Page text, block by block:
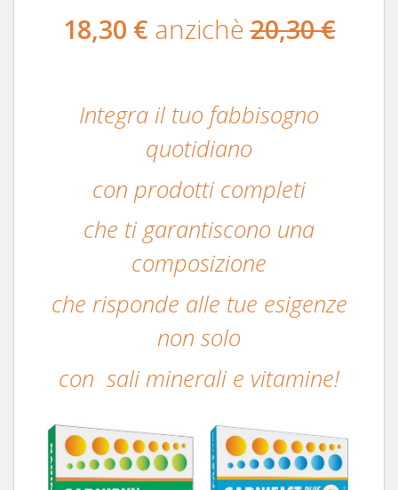
18,30 € anzichè20,30 €
Integra il tuo fabbisogno
quotidiano
con prodotti completi
che ti garantiscono una
composizione
che risponde alle tue esigenze
non solo
con sali minerali e vitamine!